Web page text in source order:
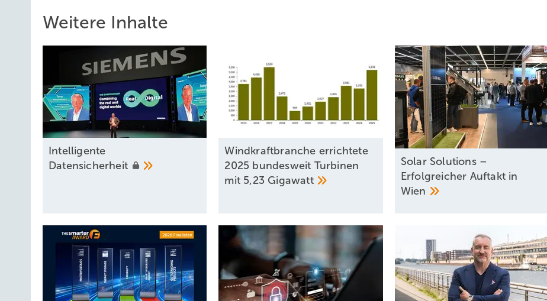
Weitere Inhalte
Intel ligente
Datensicherheit
Windkraftbranche errichtete
2025 bundesweit Turbinen
mit 5,23 Gigawatt
Solar Solutions –
Erfolgreicher Auftakt in
Wien